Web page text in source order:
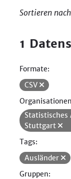
Sortieren nach
1
Formate:
CSV
Statistisches
Stuttgart
Tags:
Ausländer
Gruppen: